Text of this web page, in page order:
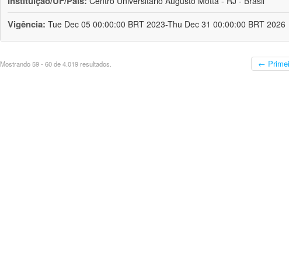
Vigência: Tue Dec 05 00:00:00 BRT 2023-Thu Dec 31 00:00:00 BRT 2026
Mostrando 59 - 60 de 4.019 resultados. ←